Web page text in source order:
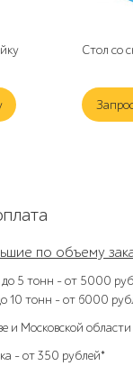
Стол со
по объему
до 5 тонн – от 5000
10 тонн – от 6000
и Московской области
– от 350 рублей*